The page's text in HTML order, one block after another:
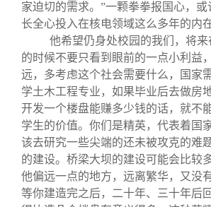
家迫切的需求。”一颗拳拳报国心，
长全心投入在核电领域这么多年的内
他希望仍身处校园的我们，将来
的时候不要只看到眼前的一点小利益
远，多考虑这个社会需要什么，国家
学土木工程专业，如果毕业后去做房
开发一个楼盘能赚多少钱的话，就不
学生的价值。你们是精英，代表着国
该去研究一些尖端的还未被攻克的难
的建设。桥梁大坝的建设可能会比较
他偏远一点的地方，远离繁华，又没
等你建造完之后，二十年、三十年后